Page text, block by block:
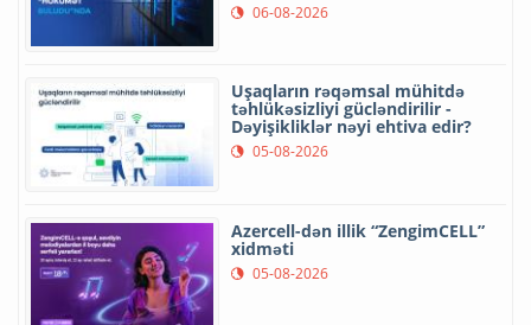
06-08-2026
Uşaqların rəqəmsal mühitdə
təhlükəsizliyi gücləndirilir -
Dəyişikliklər nəyi ehtiva edir?
05-08-2026
Azercell-dən illik “ZengimCELL”
xidməti
05-08-2026